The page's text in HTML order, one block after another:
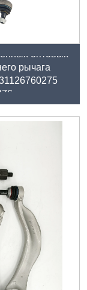
оптовых
рычага